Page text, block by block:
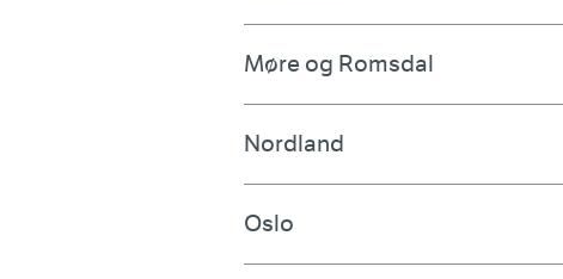
Møre og Romsdal
Nordland
Oslo